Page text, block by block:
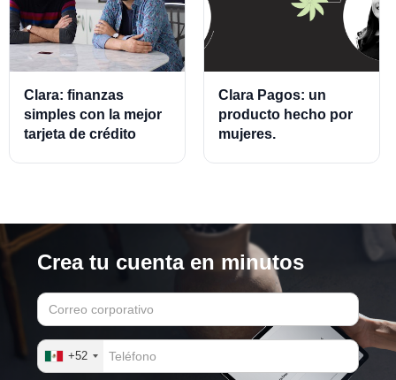
Clara: finanzas
simples con la mejor
tarjeta de crédito
Clara Pagos: un
producto hecho por
mujeres.
Crea tu cuenta en minutos
+52